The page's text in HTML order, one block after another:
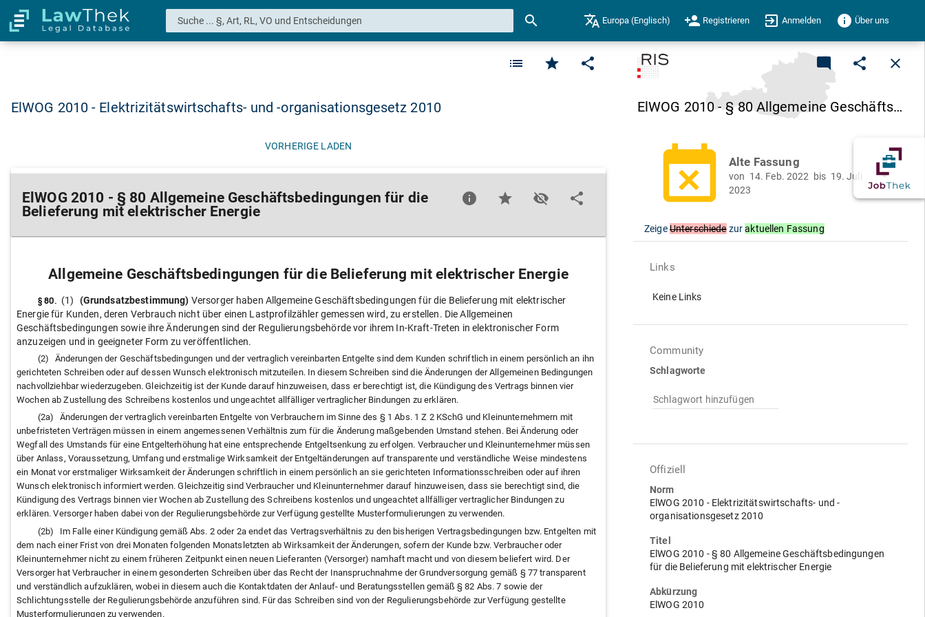
search translate Europa (Englisch) person_add Registrieren exit_to_app Anmelden info Über uns
list star share
ElWOG 2010 - Elektrizitätswirtschafts- und -organisationsgesetz 2010
VORHERIGE LADEN
ElWOG 2010 - § 80 Allgemeine Geschäftsbedingungen für die
Belieferung mit elektrischer Energie
info star visibility_off share
Allgemeine Geschäftsbedingungen für die Belieferung mit elektrischer Energie
§ 80. (1) (Grundsatzbestimmung) Versorger haben Allgemeine Geschäftsbedingungen für die Belieferung mit elektrischer
Energie für Kunden, deren Verbrauch nicht über einen Lastprofilzähler gemessen wird, zu erstellen. Die Allgemeinen
Geschäftsbedingungen sowie ihre Änderungen sind der Regulierungsbehörde vor ihrem In-Kraft-Treten in elektronischer Form
anzuzeigen und in geeigneter Form zu veröffentlichen.
(2)
Änderungen der Geschäftsbedingungen und der vertraglich vereinbarten Entgelte sind dem Kunden schriftlich in einem persönlich an ihn
gerichteten Schreiben oder auf dessen Wunsch elektronisch mitzuteilen. In diesem Schreiben sind die Änderungen der Allgemeinen Bedingungen
nachvollziehbar wiederzugeben. Gleichzeitig ist der Kunde darauf hinzuweisen, dass er berechtigt ist, die Kündigung des Vertrags binnen vier
Wochen ab Zustellung des Schreibens kostenlos und ungeachtet allfälliger vertraglicher Bindungen zu erklären.
(2a)
Änderungen der vertraglich vereinbarten Entgelte von Verbrauchern im Sinne des § 1 Abs. 1 Z 2 KSchG und Kleinunternehmern mit
unbefristeten Verträgen müssen in einem angemessenen Verhältnis zum für die Änderung maßgebenden Umstand stehen. Bei Änderung oder
Wegfall des Umstands für eine Entgelterhöhung hat eine entsprechende Entgeltsenkung zu erfolgen. Verbraucher und Kleinunternehmer müssen
über Anlass, Voraussetzung, Umfang und erstmalige Wirksamkeit der Entgeltänderungen auf transparente und verständliche Weise mindestens
ein Monat vor erstmaliger Wirksamkeit der Änderungen schriftlich in einem persönlich an sie gerichteten Informationsschreiben oder auf ihren
Wunsch elektronisch informiert werden. Gleichzeitig sind Verbraucher und Kleinunternehmer darauf hinzuweisen, dass sie berechtigt sind, die
Kündigung des Vertrags binnen vier Wochen ab Zustellung des Schreibens kostenlos und ungeachtet allfälliger vertraglicher Bindungen zu
erklären. Versorger haben dabei von der Regulierungsbehörde zur Verfügung gestellte Musterformulierungen zu verwenden.
(2b)
Im Falle einer Kündigung gemäß Abs. 2 oder 2a endet das Vertragsverhältnis zu den bisherigen Vertragsbedingungen bzw. Entgelten mit
dem nach einer Frist von drei Monaten folgenden Monatsletzten ab Wirksamkeit der Änderungen, sofern der Kunde bzw. Verbraucher oder
Kleinunternehmer nicht zu einem früheren Zeitpunkt einen neuen Lieferanten (Versorger) namhaft macht und von diesem beliefert wird. Der
Versorger hat Verbraucher in einem gesonderten Schreiben über das Recht der Inanspruchnahme der Grundversorgung gemäß § 77 transparent
und verständlich aufzuklären, wobei in diesem auch die Kontaktdaten der Anlauf- und Beratungsstellen gemäß § 82 Abs. 7 sowie der
Schlichtungsstelle der Regulierungsbehörde anzuführen sind. Für das Schreiben sind von der Regulierungsbehörde zur Verfügung gestellte
Musterformulierungen zu verwenden.
mode_comment share close
ElWOG 2010 - § 80 Allgemeine Geschäftsbedingungen für die Belieferung mit elektrischer Energie
event_busy Alte Fassung
von 14. Feb. 2022 bis 19. Juli
2023
arrow_drop_down
ZeigeUnterschiedezuraktuellen Fassung
Links
Keine Links
Community
Schlagworte
Schlagwort hinzufügen
Offiziell
Norm
ElWOG 2010 - Elektrizitätswirtschafts- und -
organisationsgesetz 2010
Titel
ElWOG 2010 - § 80 Allgemeine Geschäftsbedingungen
für die Belieferung mit elektrischer Energie
Abkürzung
ElWOG 2010